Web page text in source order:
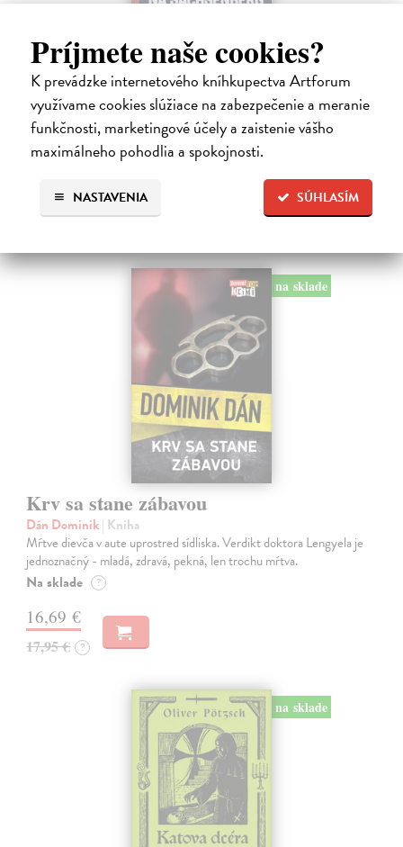
Príjmete naše cookies?
K prevádzke internetového kníhkupectva Artforum
využívame cookies slúžiace na zabezpečenie a meranie
funkčnosti, marketingové účely a zaistenie vášho
maximálneho pohodlia a spokojnosti.
SÚHLASÍM
NASTAVENIA
Tramwaj na Sachsenberg
Sagitarius Petr| Kniha
Tramwaj Cafe je kavárna v polském Těšíně a zároveň místo, kde se
sbíhají všechny nitky související s dalším brutálním zločinem, který
musí vyřešit Roman Saran, major ostravské kriminálky, a jeho tým.
Jak…
Zasielame do 12 dní
15,91 €
16,40 €
na sklade
Krv sa stane zábavou
Dán Dominik| Kniha
Mŕtve dievča v aute uprostred sídliska. Verdikt doktora Lengyela je
jednoznačný - mladá, zdravá, pekná, len trochu mŕtva.
Na sklade ?
16,69 €
17,95 € ?
na sklade